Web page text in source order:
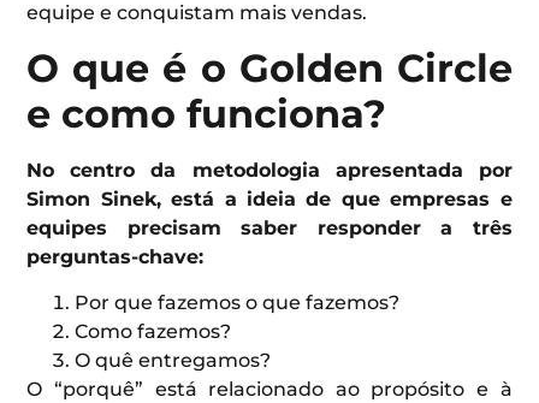
equipe e conquistam mais vendas.
O que é o Golden Circle
e como funciona?
No centro da metodologia apresentada por
Simon Sinek, está a ideia de que empresas e
equipes precisam saber responder a três
perguntas-chave:
Por que fazemos o que fazemos?
Como fazemos?
O quê entregamos?
O “porquê” está relacionado ao propósito e à